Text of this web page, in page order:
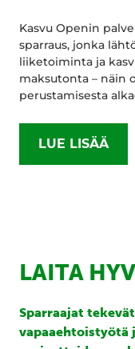
Kasvu Openin
sparraus, jonka
liiketoiminta ja
maksutonta – näin
perustamisesta
LUE LISÄÄ
LAITA
Sparraajat
vapaaehtoistyötä